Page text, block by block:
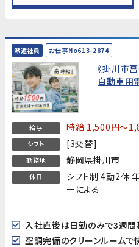
派遣社員 お仕事No613-2874
《掛川市
自動車用
給与 時給 1,500円～
シフト [3交替]
勤務地 静岡県掛川市
休日
シフト制 4勤2休
ーによる
空調完備のクリーンルーム